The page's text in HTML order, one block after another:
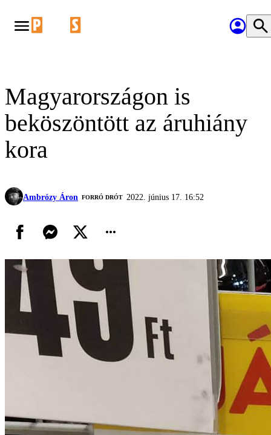
Magyarországon is
beköszöntött az áruhiány
kora
Ambrózy Áron FORRÓ DRÓT 2022. június 17. 16:52